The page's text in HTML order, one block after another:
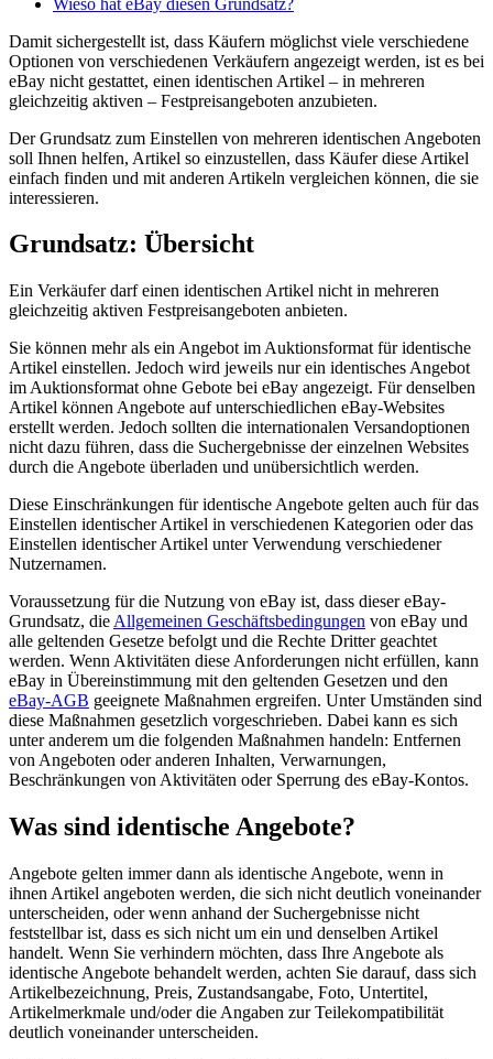
Damit sichergestellt ist, dass Käufern möglichst viele verschiedene
Optionen von verschiedenen Verkäufern angezeigt werden, ist es bei
eBay nicht gestattet, einen identischen Artikel – in mehreren
gleichzeitig aktiven – Festpreisangeboten anzubieten.
Der Grundsatz zum Einstellen von mehreren identischen Angeboten
soll Ihnen helfen, Artikel so einzustellen, dass Käufer diese Artikel
einfach finden und mit anderen Artikeln vergleichen können, die sie
interessieren.
Grundsatz: Übersicht
Ein Verkäufer darf einen identischen Artikel nicht in mehreren
gleichzeitig aktiven Festpreisangeboten anbieten.
Sie können mehr als ein Angebot im Auktionsformat für identische
Artikel einstellen. Jedoch wird jeweils nur ein identisches Angebot
im Auktionsformat ohne Gebote bei eBay angezeigt. Für denselben
Artikel können Angebote auf unterschiedlichen eBay-Websites
erstellt werden. Jedoch sollten die internationalen Versandoptionen
nicht dazu führen, dass die Suchergebnisse der einzelnen Websites
durch die Angebote überladen und unübersichtlich werden.
Diese Einschränkungen für identische Angebote gelten auch für das
Einstellen identischer Artikel in verschiedenen Kategorien oder das
Einstellen identischer Artikel unter Verwendung verschiedener
Nutzernamen.
Voraussetzung für die Nutzung von eBay ist, dass dieser eBay-
Grundsatz, die Allgemeinen Geschäftsbedingungen von eBay und
alle geltenden Gesetze befolgt und die Rechte Dritter geachtet
werden. Wenn Aktivitäten diese Anforderungen nicht erfüllen, kann
eBay in Übereinstimmung mit den geltenden Gesetzen und den
eBay-AGB geeignete Maßnahmen ergreifen. Unter Umständen sind
diese Maßnahmen gesetzlich vorgeschrieben. Dabei kann es sich
unter anderem um die folgenden Maßnahmen handeln: Entfernen
von Angeboten oder anderen Inhalten, Verwarnungen,
Beschränkungen von Aktivitäten oder Sperrung des eBay-Kontos.
Was sind identische Angebote?
Angebote gelten immer dann als identische Angebote, wenn in
ihnen Artikel angeboten werden, die sich nicht deutlich voneinander
unterscheiden, oder wenn anhand der Suchergebnisse nicht
feststellbar ist, dass es sich nicht um ein und denselben Artikel
handelt. Wenn Sie verhindern möchten, dass Ihre Angebote als
identische Angebote behandelt werden, achten Sie darauf, dass sich
Artikelbezeichnung, Preis, Zustandsangabe, Foto, Untertitel,
Artikelmerkmale und/oder die Angaben zur Teilekompatibilität
deutlich voneinander unterscheiden.